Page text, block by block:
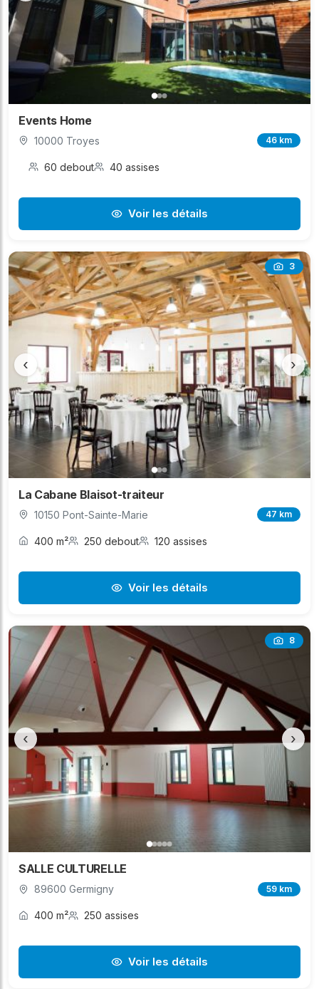
Events Home
10000 Troyes 46 km
60 debout 40 assises
Voir les détails
3
‹ ›
La Cabane Blaisot-traiteur
10150 Pont-Sainte-Marie 47 km
400 m² 250 debout 120 assises
Voir les détails
8
‹ ›
SALLE CULTURELLE
89600 Germigny 59 km
400 m² 250 assises
Voir les détails